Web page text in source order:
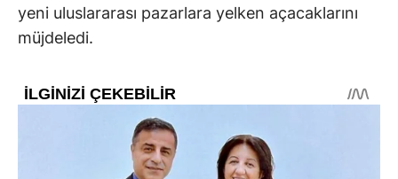
yeni uluslararası pazarlara yelken açacaklarını
müjdeledi.